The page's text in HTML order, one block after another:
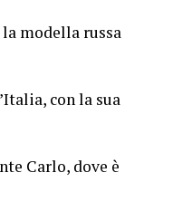
modella russa
con la sua
Carlo, dove è